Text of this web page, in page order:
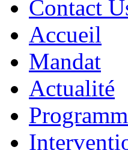
Contact
Accueil
Mandat
Actualité